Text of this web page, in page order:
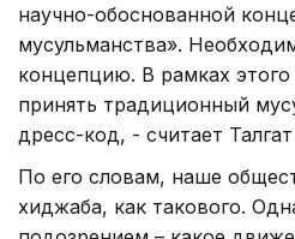
научно-обоснованной
мусульманства».
концепцию. В рамках этого
принять традиционный
дресс-код, - считает
По его словам, наше
хиджаба, как такового.